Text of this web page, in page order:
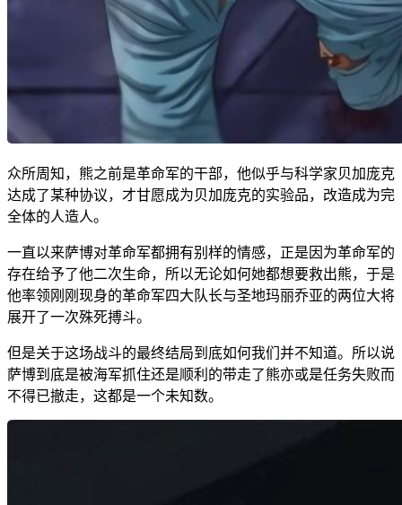
众所周知，熊之前是革命军的干部，他似乎与科学家贝加庞克
达成了某种协议，才甘愿成为贝加庞克的实验品，改造成为完
全体的人造人。
一直以来萨博对革命军都拥有别样的情感，正是因为革命军的
存在给予了他二次生命，所以无论如何她都想要救出熊，于是
他率领刚刚现身的革命军四大队长与圣地玛丽乔亚的两位大将
展开了一次殊死搏斗。
但是关于这场战斗的最终结局到底如何我们并不知道。所以说
萨博到底是被海军抓住还是顺利的带走了熊亦或是任务失败而
不得已撤走，这都是一个未知数。